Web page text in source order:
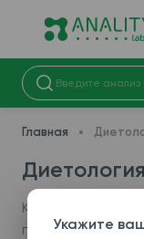
Главная
К сожалению,
городе.Укажите